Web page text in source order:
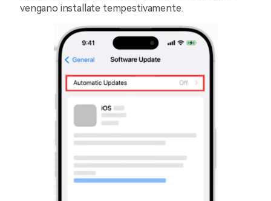
vengano installate tempestivamente.